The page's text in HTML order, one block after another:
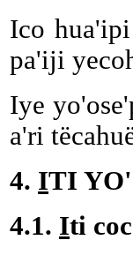
Ico
pa'iji
Iye
a'ri
4. ITI
4.1. Iti